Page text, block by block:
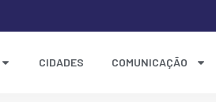
CIDADES COMUNICAÇÃO